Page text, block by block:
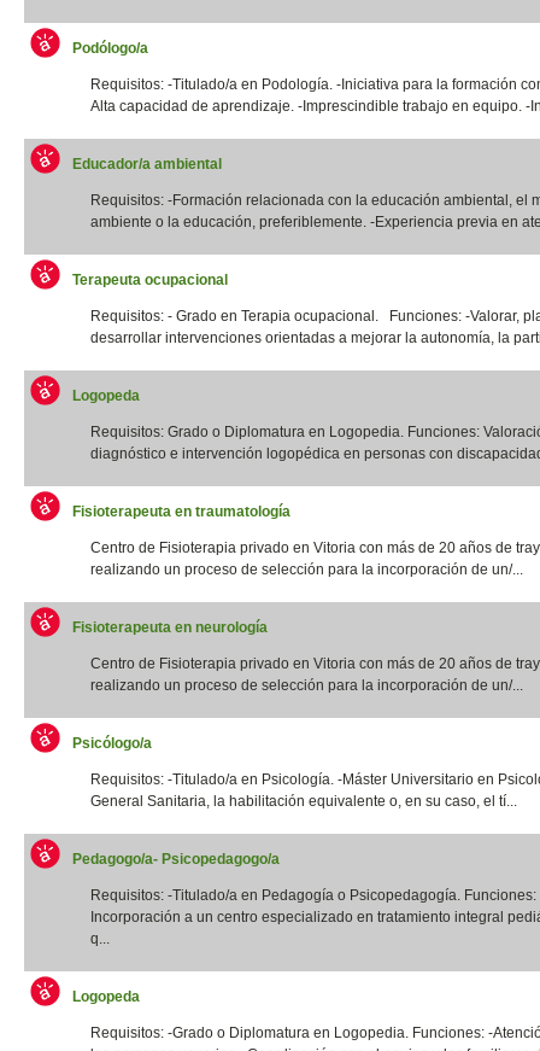
Podólogo/a
Requisitos: -Titulado/a en Podología. -Iniciativa para la formación
Alta capacidad de aprendizaje. -Imprescindible trabajo en equipo. -
Educador/a ambiental
Requisitos: -Formación relacionada con la educación ambiental, el
ambiente o la educación, preferiblemente. -Experiencia previa en
Terapeuta ocupacional
Requisitos: - Grado en Terapia ocupacional. Funciones: -Valorar,
desarrollar intervenciones orientadas a mejorar la autonomía, la
Logopeda
Requisitos: Grado o Diplomatura en Logopedia. Funciones:
diagnóstico e intervención logopédica en personas con
Fisioterapeuta en traumatología
Centro de Fisioterapia privado en Vitoria con más de 20 años de
realizando un proceso de selección para la incorporación de un/...
Fisioterapeuta en neurología
Centro de Fisioterapia privado en Vitoria con más de 20 años de
realizando un proceso de selección para la incorporación de un/...
Psicólogo/a
Requisitos: -Titulado/a en Psicología. -Máster Universitario en
General Sanitaria, la habilitación equivalente o, en su caso, el tí...
Pedagogo/a- Psicopedagogo/a
Requisitos: -Titulado/a en Pedagogía o Psicopedagogía. Funciones:
Incorporación a un centro especializado en tratamiento integral
q...
Logopeda
Requisitos: -Grado o Diplomatura en Logopedia. Funciones: -